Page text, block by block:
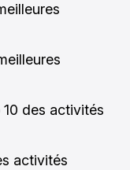
des activités
activités